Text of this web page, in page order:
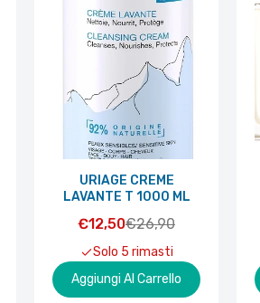
URIAGE CREME
LAVANTE T 1000 ML
€12,50€26,90
Solo 5 rimasti
Aggiungi Al Carrello